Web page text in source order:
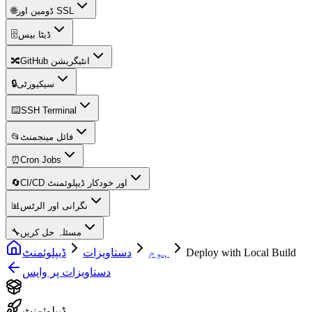
🌐 ڈومین اور SSL
🗄️ ڈیٹا بیس
🔀 GitHub انٹیگریشن
🔒سیکیورٹی
⌨️SSH Terminal
📂 فائل مینجمنٹ
⏰Cron Jobs
🔄 CI/CD اور خودکار ڈیپلوئمنٹ
📊نگرانی اور الرٹس
🔧مسئلہ حل کریں
ہوم دستاویزات ڈیپلوئمنٹ
Deploy with Local Build
دستاویزات پر واپس